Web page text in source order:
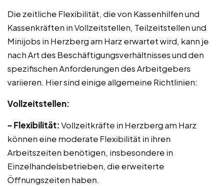
Die zeitliche Flexibilität, die von Kassenhilfen und
Kassenkräften in Vollzeitstellen, Teilzeitstellen und
Minijobs in Herzberg am Harz erwartet wird, kann je
nach Art des Beschäftigungsverhältnisses und den
spezifischen Anforderungen des Arbeitgebers
variieren. Hier sind einige allgemeine Richtlinien:
Vollzeitstellen:
– Flexibilität:Vollzeitkräfte in Herzberg am Harz
können eine moderate Flexibilität in ihren
Arbeitszeiten benötigen, insbesondere in
Einzelhandelsbetrieben, die erweiterte
Öffnungszeiten haben.